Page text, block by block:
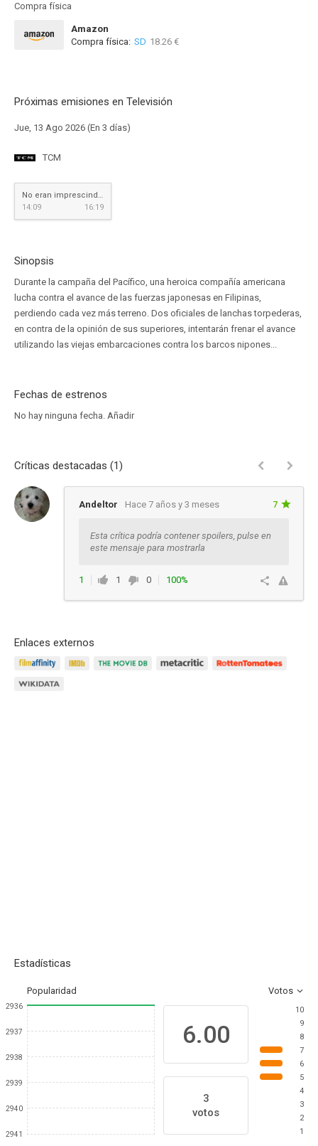
Compra física
Amazon
Compra física: SD 18.26 €
Próximas emisiones en Televisión
Jue, 13 Ago 2026 (En 3 días)
TCM
No eran imprescindibles (No eran invencibles)
14:09
16:19
Sinopsis
Durante la campaña del Pacífico, una heroica compañía americana
lucha contra el avance de las fuerzas japonesas en Filipinas,
perdiendo cada vez más terreno. Dos oficiales de lanchas torpederas,
en contra de la opinión de sus superiores, intentarán frenar el avance
utilizando las viejas embarcaciones contra los barcos nipones...
Fechas de estrenos
No hay ninguna fecha. Añadir
Críticas destacadas (1)
Andeltor Hace 7 años y 3 meses 7
Esta crítica podría contener spoilers, pulse en
este mensaje para mostrarla
1 1 0
100%
Enlaces externos
Estadísticas
Popularidad Votos
2936
2937
2938
2939
2940
2941
6.00
3
votos
10
9
8
7
6
5
4
3
2
1